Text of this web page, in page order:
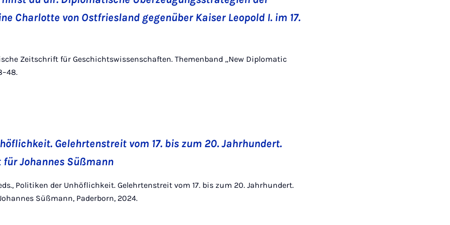
Charlotte von Ostfriesland gegenüber Kaiser Leopold I. im 17.
Zeitschrift für Geschichtswissenschaften. Themenband „New Diplomatic
Gelehrtenstreit vom 17. bis zum 20. Jahrhundert.
Johannes Süßmann
Politiken der Unhöflichkeit. Gelehrtenstreit vom 17. bis zum 20. Jahrhundert.
Süßmann, Paderborn, 2024.